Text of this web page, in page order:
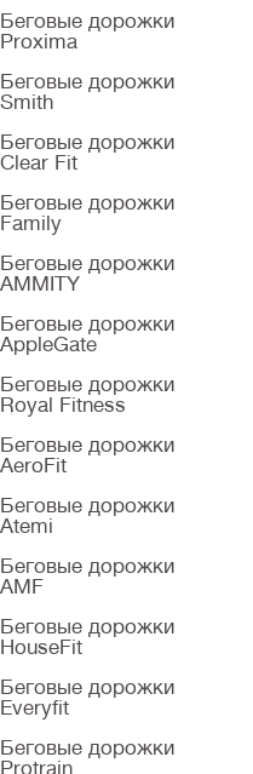
Беговые дорожки
Proxima
Беговые дорожки
Smith
Беговые дорожки
Clear Fit
Беговые дорожки
Family
Беговые дорожки
AMMITY
Беговые дорожки
AppleGate
Беговые дорожки
Royal Fitness
Беговые дорожки
AeroFit
Беговые дорожки
Atemi
Беговые дорожки
AMF
Беговые дорожки
HouseFit
Беговые дорожки
Everyfit
Беговые дорожки
Protrain